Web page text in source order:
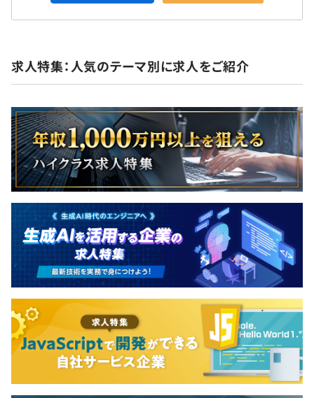
求人特集：人気のテーマ別に求人をご紹介